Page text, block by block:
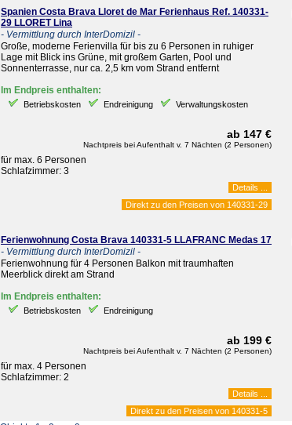
Spanien Costa Brava Lloret de Mar Ferienhaus Ref. 140331-
29 LLORET Lina
- Vermittlung durch InterDomizil -
Große, moderne Ferienvilla für bis zu 6 Personen in ruhiger
Lage mit Blick ins Grüne, mit großem Garten, Pool und
Sonnenterrasse, nur ca. 2,5 km vom Strand entfernt
Im Endpreis enthalten:
Betriebskosten Endreinigung Verwaltungskosten
ab 147 €
Nachtpreis bei Aufenthalt v. 7 Nächten (2 Personen)
für max. 6 Personen
Schlafzimmer: 3
Details ...
Direkt zu den Preisen von 140331-29
Ferienwohnung Costa Brava 140331-5 LLAFRANC Medas 17
- Vermittlung durch InterDomizil -
Ferienwohnung für 4 Personen Balkon mit traumhaften
Meerblick direkt am Strand
Im Endpreis enthalten:
Betriebskosten Endreinigung
ab 199 €
Nachtpreis bei Aufenthalt v. 7 Nächten (2 Personen)
für max. 4 Personen
Schlafzimmer: 2
Details ...
Direkt zu den Preisen von 140331-5